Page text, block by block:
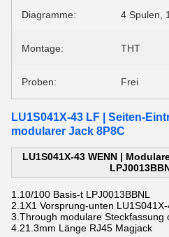
Diagramme: 4 Spulen,
Montage: THT
Proben: Frei
LU1S041X-43 LF | Seiten-
modularer Jack 8P8C
LU1S041X-43 WENN |
1.10/100 Basis-t LPJ0013BBNL
2.1X1 Vorsprung-unten
3.Through modulare Steckfassung
4.21.3mm Länge RJ45 Magjack